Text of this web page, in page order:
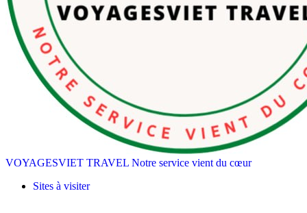
VOYAGESVIET TRAVEL Notre service vient du cœur
Sites à visiter